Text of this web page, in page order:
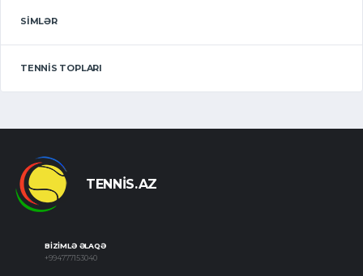
SIMLƏR
TENNIS TOPLARI
TENNIS.AZ
BIZIMLƏ ƏLAQƏ
+994777153040